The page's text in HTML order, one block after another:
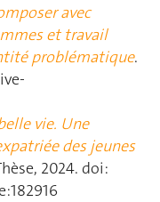
avec
et travail
problématique.
vie. Une
des jeunes
2024. doi: